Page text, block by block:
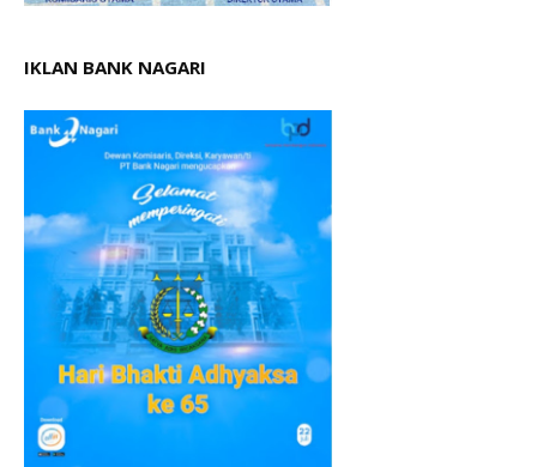
IKLAN BANK NAGARI